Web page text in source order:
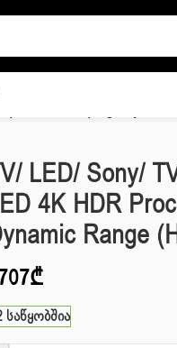
LED/ Sony/
4K HDR
Range
₾
საწყობშია